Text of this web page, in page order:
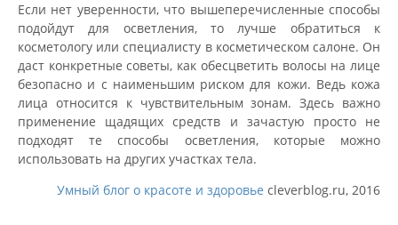
Если нет уверенности, что вышеперечисленные способы
подойдут для осветления, то лучше обратиться к
косметологу или специалисту в косметическом салоне. Он
даст конкретные советы, как обесцветить волосы на лице
безопасно и с наименьшим риском для кожи. Ведь кожа
лица относится к чувствительным зонам. Здесь важно
применение щадящих средств и зачастую просто не
подходят те способы осветления, которые можно
использовать на других участках тела.
Умный блог о красоте и здоровье cleverblog.ru, 2016